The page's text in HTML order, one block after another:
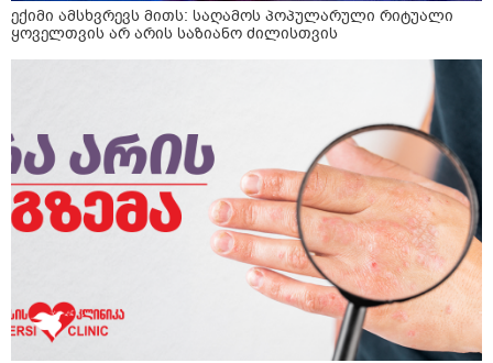
ექიმი ამსხვრევს მითს: საღამოს პოპულარული რიტუალი
ყოველთვის არ არის საზიანო ძილისთვის